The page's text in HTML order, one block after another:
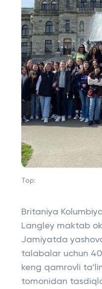
Top:
Britaniya
Langley maktab
Jamiyatda
talabalar uchun
keng qamrovli
tomonidan